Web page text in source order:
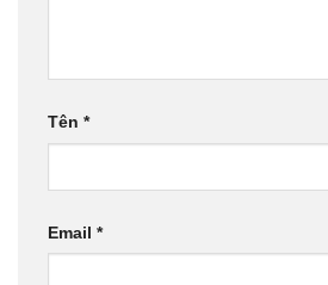
Tên *
Email *